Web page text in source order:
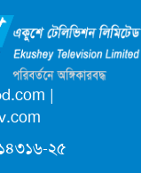
নিয়োগ দিচ্ছে একুশে
২ কর্মকর্তা
সন্তান ফিরে পেল
|
২৫